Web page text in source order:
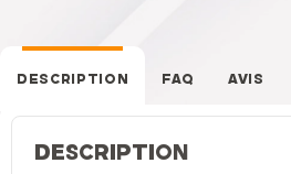
DESCRIPTION FAQ AVIS
DESCRIPTION